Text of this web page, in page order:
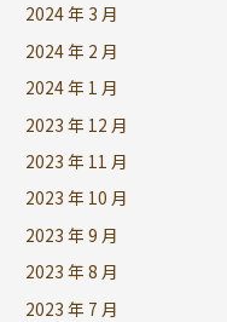
2024 年 3 月
2024 年 2 月
2024 年 1 月
2023 年 12 月
2023 年 11 月
2023 年 10 月
2023 年 9 月
2023 年 8 月
2023 年 7 月